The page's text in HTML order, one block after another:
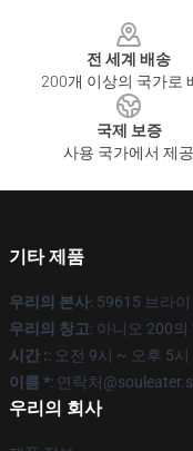
전 세계 배송
200개 이상의 국가로
국제 보증
사용 국가에서 제공
기타 제품
우리의 본사: 59615 브라
우리의 창고: 아니오 200의
시간 :: 오전 9시 ~ 오후 5
이름 *: 연락처
우리의 회사